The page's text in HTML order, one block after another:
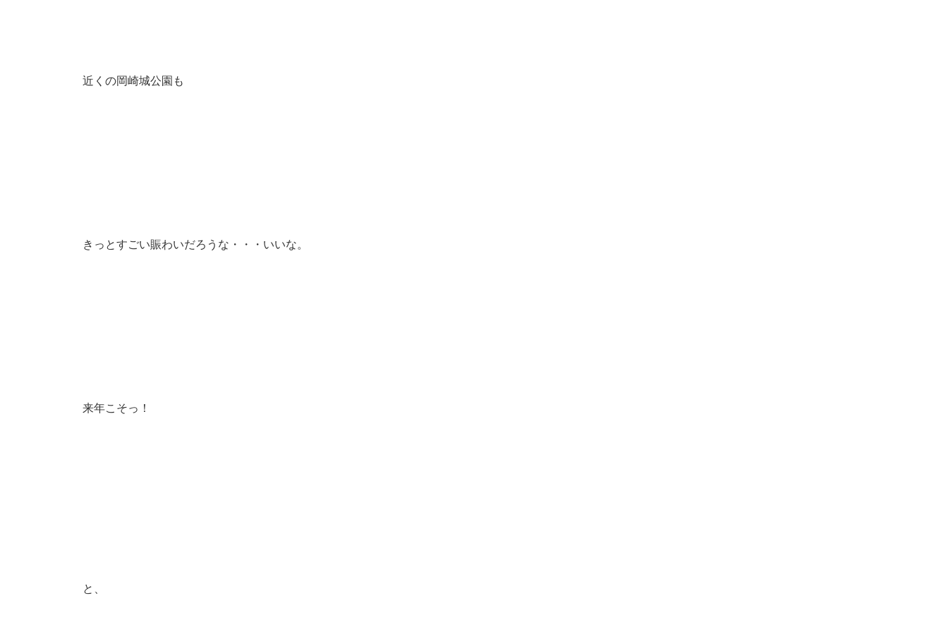
近くの岡崎城公園も
きっとすごい賑わいだろうな・・・いいな。
来年こそっ！
と、